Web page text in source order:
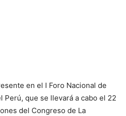
en el I Foro Nacional de
Perú, que se llevará a cabo el 22
del Congreso de La